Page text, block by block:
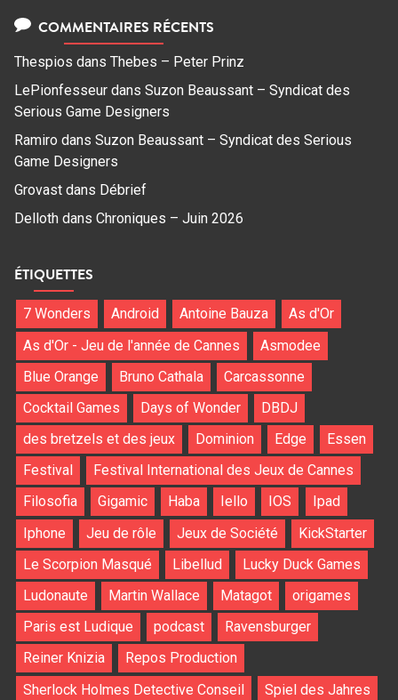
COMMENTAIRES RÉCENTS
Thespios dans Thebes – Peter Prinz
LePionfesseur dans Suzon Beaussant – Syndicat des
Serious Game Designers
Ramiro dans Suzon Beaussant – Syndicat des Serious
Game Designers
Grovast dans Débrief
Delloth dans Chroniques – Juin 2026
ÉTIQUETTES
7 Wonders Android Antoine Bauza
As d'Or
As d'Or - Jeu de l'année de Cannes
Asmodee
Blue Orange
Bruno Cathala
Carcassonne
Cocktail Games
Days of Wonder
DBDJ
des bretzels et des jeux
Dominion Edge
Essen
Festival
Festival International des Jeux de Cannes
Filosofia
Gigamic Haba Iello IOS
Ipad
Iphone
Jeu de rôle Jeux de Société
KickStarter
Le Scorpion Masqué
Libellud
Lucky Duck Games
Ludonaute
Martin Wallace Matagot
origames
Paris est Ludique
podcast
Ravensburger
Reiner Knizia
Repos Production
Sherlock Holmes Detective Conseil
Spiel des Jahres